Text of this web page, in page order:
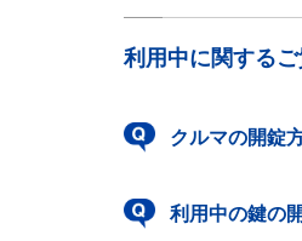
利用中に関するご
クルマの開錠
利用中の鍵の